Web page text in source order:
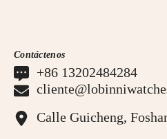
Contáctenos
+86 13202484284
Calle Guicheng,